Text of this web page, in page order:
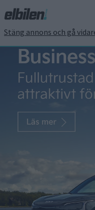
Stäng annons och gå
Subaru
elsuven